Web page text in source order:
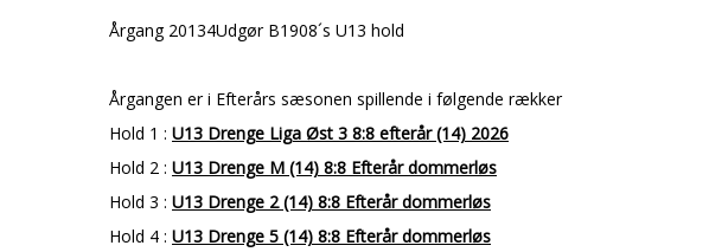
Årgang 20134Udgør B1908´s U13 hold
Årgangen er i Efterårs sæsonen spillende i følgende rækker
Hold 1 : U13 Drenge Liga Øst 3 8:8 efterår (14) 2026
Hold 2 : U13 Drenge M (14) 8:8 Efterår dommerløs
Hold 3 : U13 Drenge 2 (14) 8:8 Efterår dommerløs
Hold 4 : U13 Drenge 5 (14) 8:8 Efterår dommerløs